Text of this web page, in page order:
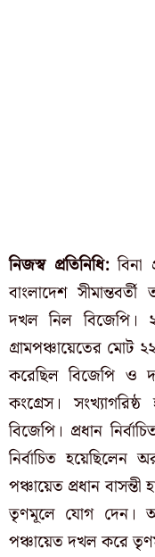
নিজস্ব প্রতিনিধি:বিনা
বাংলাদেশ
দখল নিল বিজেপি।
গ্রামপঞ্চায়েতের
করেছিল বিজেপি
কংগ্রেস।
বিজেপি। প্রধান
নির্বাচিত
পঞ্চায়েত প্রধান
তৃণমূলে যোগ দেন।
পঞ্চায়েত দখল করে